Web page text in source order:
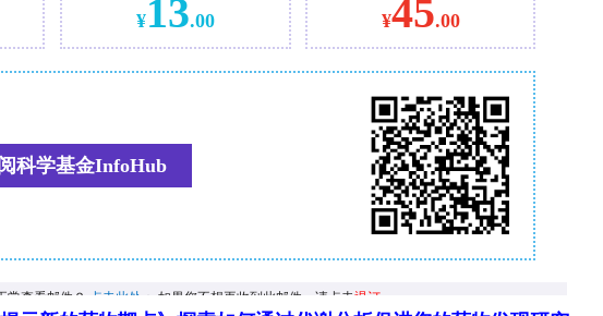
在差异，且同一主题下不同问题的回答表现也不尽相同，因此在
学之前，有必要对其进行严格评估。
打赏